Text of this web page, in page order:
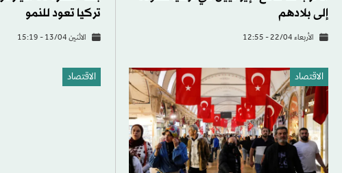
تركيا ترفع أسعار الكهرباء والغاز بنسبة 25
%
الأحد 05/04 - 11:30